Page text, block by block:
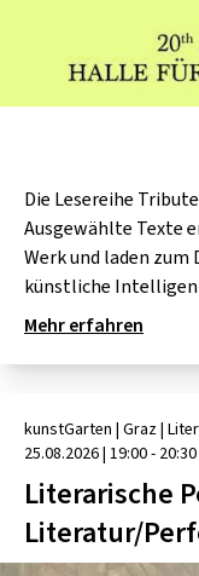
Die Lesereihe
Ausgewählte Texte
Werk und laden zum
künstliche
Mehr erfahren
kunstGarten | Graz|
25.08.2026| 19:00 - 20:30
Literarische
Literatur/